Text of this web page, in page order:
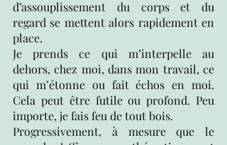
d’assouplissement du corps et du
regard se mettent alors rapidement en
place.
Je prends ce qui m’interpelle au
dehors, chez moi, dans mon travail, ce
qui m’étonne ou fait échos en moi.
Cela peut être futile ou profond. Peu
importe, je fais feu de tout bois.
Progressivement, à mesure que le